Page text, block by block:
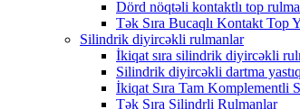
Dörd nöqtəli kontaktlı top
Tək Sıra Bucaqlı Kontakt Top
Silindrik diyircəkli rulmanlar
İkiqat sıra silindrik diyircəkli
Silindrik diyircəkli dartma
İkiqat Sıra Tam Komplementli
Tək Sıra Silindrli Rulmanlar